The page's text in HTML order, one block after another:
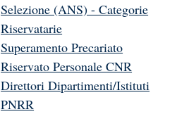
Selezione (ANS) - Categorie
Riservatarie
Superamento Precariato
Riservato Personale CNR
Direttori Dipartimenti/Istituti
PNRR